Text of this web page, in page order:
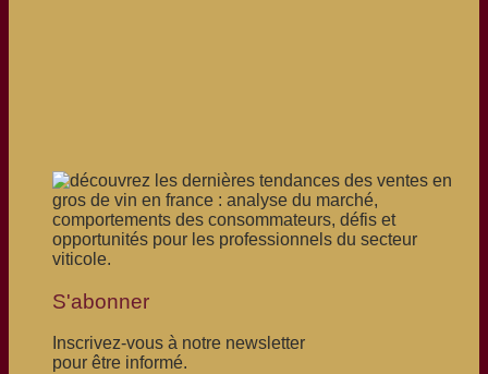
S'abonner
Inscrivez-vous à notre newsletter
pour être informé.